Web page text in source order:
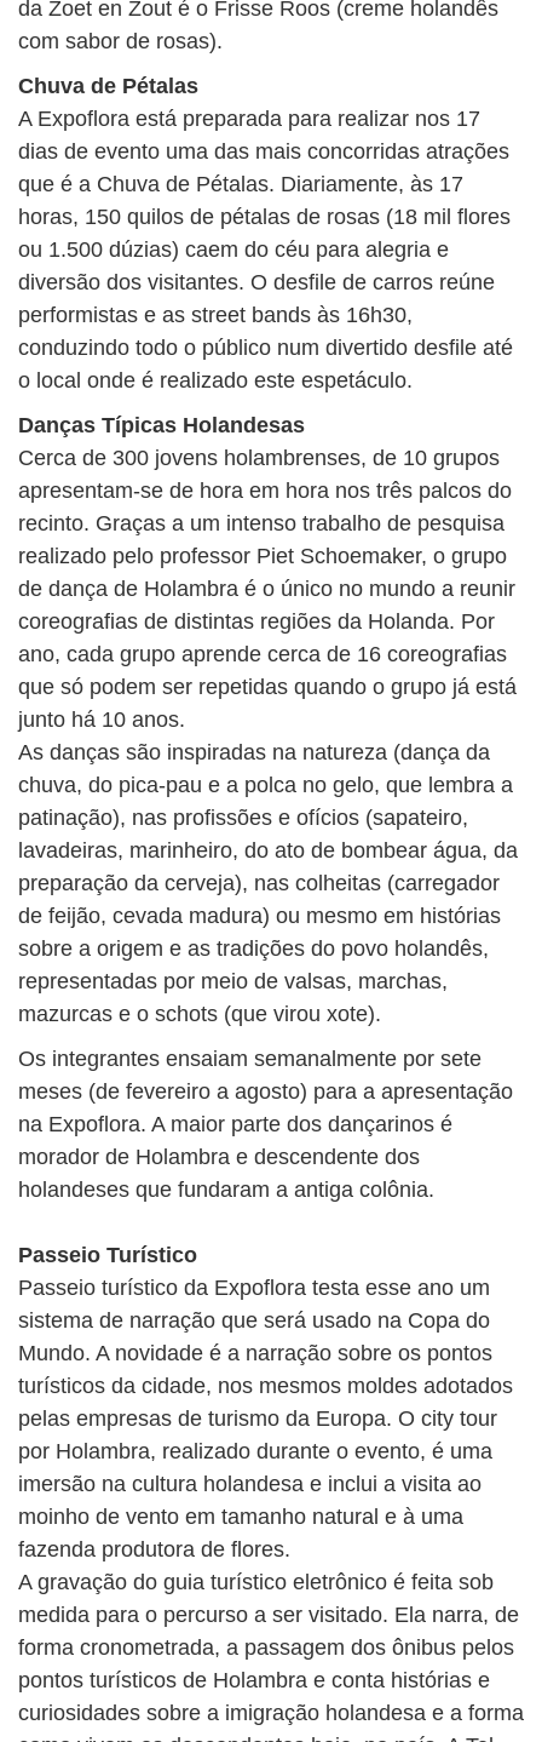
da Zoet en Zout é o Frisse Roos (creme holandês
com sabor de rosas).
Chuva de Pétalas
A Expoflora está preparada para realizar nos 17
dias de evento uma das mais concorridas atrações
que é a Chuva de Pétalas. Diariamente, às 17
horas, 150 quilos de pétalas de rosas (18 mil flores
ou 1.500 dúzias) caem do céu para alegria e
diversão dos visitantes. O desfile de carros reúne
performistas e as street bands às 16h30,
conduzindo todo o público num divertido desfile até
o local onde é realizado este espetáculo.
Danças Típicas Holandesas
Cerca de 300 jovens holambrenses, de 10 grupos
apresentam-se de hora em hora nos três palcos do
recinto. Graças a um intenso trabalho de pesquisa
realizado pelo professor Piet Schoemaker, o grupo
de dança de Holambra é o único no mundo a reunir
coreografias de distintas regiões da Holanda. Por
ano, cada grupo aprende cerca de 16 coreografias
que só podem ser repetidas quando o grupo já está
junto há 10 anos.
As danças são inspiradas na natureza (dança da
chuva, do pica-pau e a polca no gelo, que lembra a
patinação), nas profissões e ofícios (sapateiro,
lavadeiras, marinheiro, do ato de bombear água, da
preparação da cerveja), nas colheitas (carregador
de feijão, cevada madura) ou mesmo em histórias
sobre a origem e as tradições do povo holandês,
representadas por meio de valsas, marchas,
mazurcas e o schots (que virou xote).
Os integrantes ensaiam semanalmente por sete
meses (de fevereiro a agosto) para a apresentação
na Expoflora. A maior parte dos dançarinos é
morador de Holambra e descendente dos
holandeses que fundaram a antiga colônia.
Passeio Turístico
Passeio turístico da Expoflora testa esse ano um
sistema de narração que será usado na Copa do
Mundo. A novidade é a narração sobre os pontos
turísticos da cidade, nos mesmos moldes adotados
pelas empresas de turismo da Europa. O city tour
por Holambra, realizado durante o evento, é uma
imersão na cultura holandesa e inclui a visita ao
moinho de vento em tamanho natural e à uma
fazenda produtora de flores.
A gravação do guia turístico eletrônico é feita sob
medida para o percurso a ser visitado. Ela narra, de
forma cronometrada, a passagem dos ônibus pelos
pontos turísticos de Holambra e conta histórias e
curiosidades sobre a imigração holandesa e a forma